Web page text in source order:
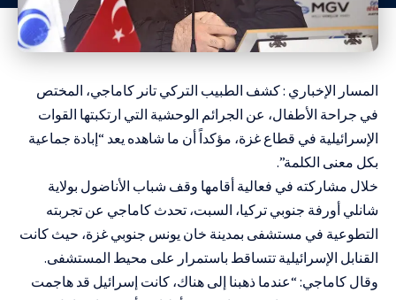
المسار الإخباري : كشف الطبيب التركي تانر كاماجي، المختص
في جراحة الأطفال، عن الجرائم الوحشية التي ارتكبتها القوات
الإسرائيلية في قطاع غزة، مؤكداً أن ما شاهده يعد “إبادة جماعية
بكل معنى الكلمة”.
خلال مشاركته في فعالية أقامها وقف شباب الأناضول بولاية
شانلي أورفة جنوبي تركيا، السبت، تحدث كاماجي عن تجربته
التطوعية في مستشفى بمدينة خان يونس جنوبي غزة، حيث كانت
القنابل الإسرائيلية تتساقط باستمرار على محيط المستشفى.
وقال كاماجي: “عندما ذهبنا إلى هناك، كانت إسرائيل قد هاجمت